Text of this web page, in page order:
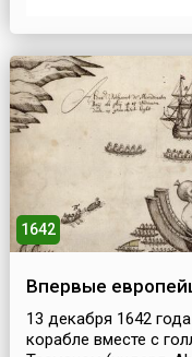
парусниками
Новом Свете, найти
1642
Впервые
13 декабря 1642
корабле вместе с